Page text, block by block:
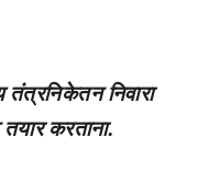
निवारा
करताना.